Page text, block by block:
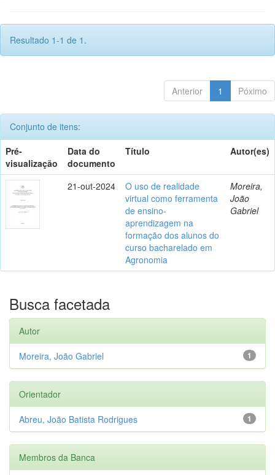
Resultado 1-1 de 1.
Anterior 1 Póximo
Conjunto de itens:
Pré-
visualização
Data do
documento
Título Autor(es)
21-out-2024
O uso de realidade
virtual como ferramenta
de ensino-
aprendizagem na
formação dos alunos do
curso bacharelado em
Agronomia
Moreira,
João
Gabriel
Busca facetada
Autor
1
Moreira, João Gabriel
Orientador
1
Abreu, João Batista Rodrigues
Membros da Banca